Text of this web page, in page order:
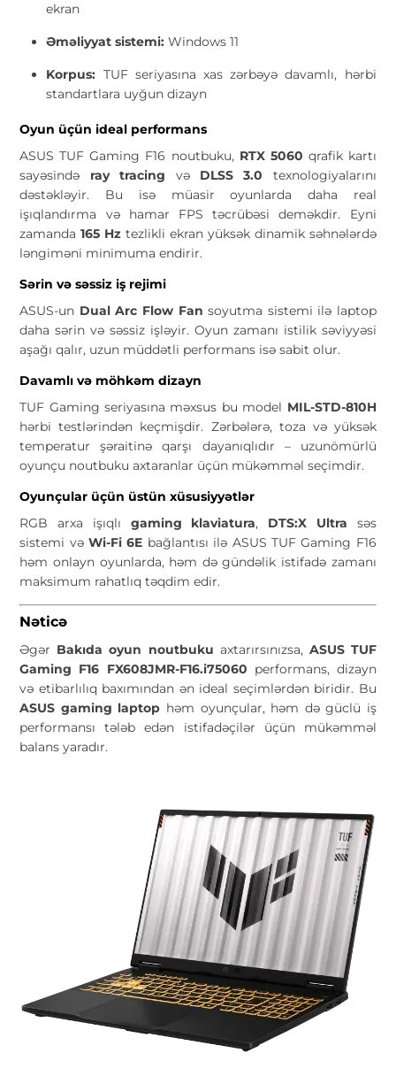
ekran
Əməliyyat sistemi: Windows 11
Korpus: TUF seriyasına xas zərbəyə davamlı, hərbi
standartlara uyğun dizayn
Oyun üçün ideal performans
ASUS TUF Gaming F16 noutbuku, RTX 5060 qrafik kartı
sayəsində ray tracing və DLSS 3.0 texnologiyalarını
dəstəkləyir. Bu isə müasir oyunlarda daha real
işıqlandırma və hamar FPS təcrübəsi deməkdir. Eyni
zamanda165 Hz tezlikli ekran yüksək dinamik səhnələrdə
ləngiməni minimuma endirir.
Sərin və səssiz iş rejimi
ASUS-un Dual Arc Flow Fan soyutma sistemi ilə laptop
daha sərin və səssiz işləyir. Oyun zamanı istilik səviyyəsi
aşağı qalır, uzun müddətli performans isə sabit olur.
Davamlı və möhkəm dizayn
TUF Gaming seriyasına məxsus bu model MIL-STD-810H
hərbi testlərindən keçmişdir. Zərbələrə, toza və yüksək
temperatur şəraitinə qarşı dayanıqlıdır – uzunömürlü
oyunçu noutbuku axtaranlar üçün mükəmməl seçimdir.
Oyunçular üçün üstün xüsusiyyətlər
RGB arxa işıqlı gaming klaviatura, DTS:X Ultra səs
sistemi vəWi-Fi 6E bağlantısı ilə ASUS TUF Gaming F16
həm onlayn oyunlarda, həm də gündəlik istifadə zamanı
maksimum rahatlıq təqdim edir.
Nəticə
Əgər Bakıda oyun noutbuku axtarırsınızsa, ASUS TUF
Gaming F16 FX608JMR-F16.i75060 performans, dizayn
və etibarlılıq baxımından ən ideal seçimlərdən biridir. Bu
ASUS gaming laptop həm oyunçular, həm də güclü iş
performansı tələb edən istifadəçilər üçün mükəmməl
balans yaradır.